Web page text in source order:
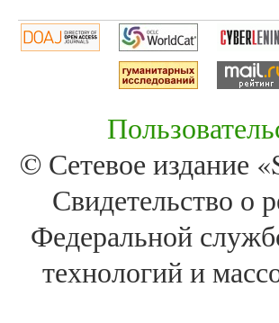
© Сетевое издание
Свидетельство
Федеральной
технологий и